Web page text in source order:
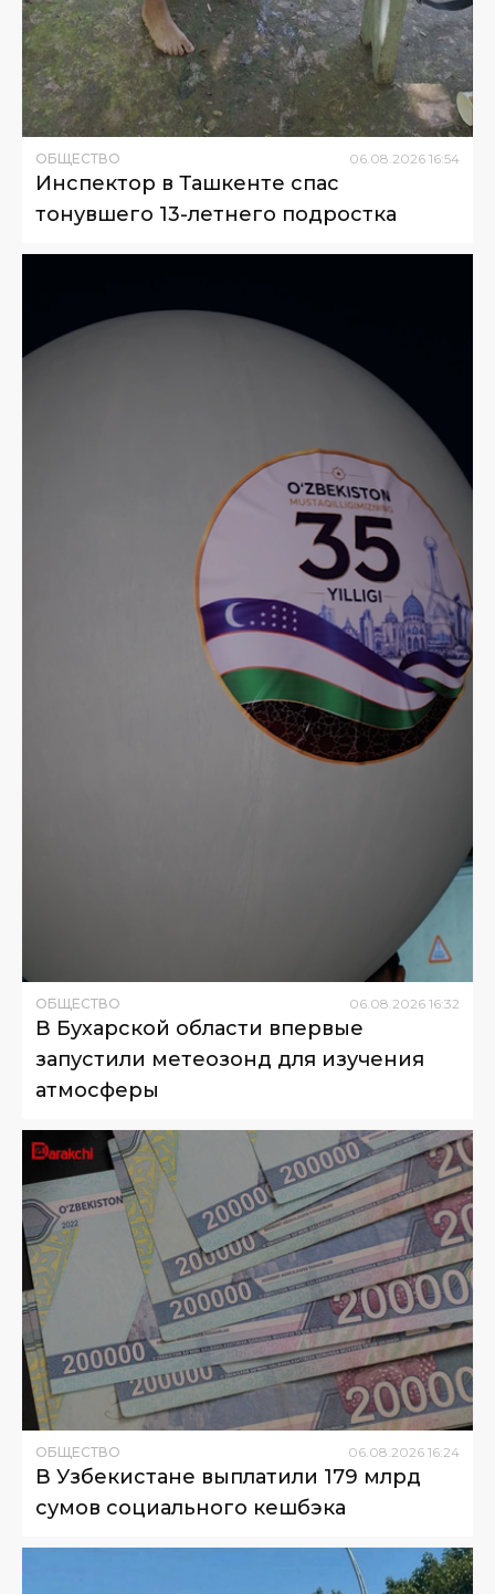
ОБЩЕСТВО 06.08.2026 16:54
Инспектор в Ташкенте спас
тонувшего 13-летнего подростка
ОБЩЕСТВО 06 08 2026 16:32
В Бухарской области впервые
запустили метеозонд для изучения
атмосферы
ОБЩЕСТВО 06.08.2026 16:24
В Узбекистане выплатили 179 млрд
сумов социального кешбэка